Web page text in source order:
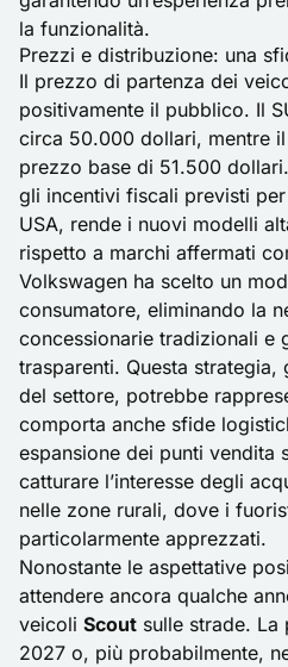
la funzionalità.
Prezzi e distribuzione: una
Il prezzo di partenza dei
positivamente il pubblico. Il
circa 50.000 dollari, mentre
prezzo base di 51.500
gli incentivi fiscali previsti
USA, rende i nuovi modelli
rispetto a marchi affermati
Volkswagen ha scelto un
consumatore, eliminando la
concessionarie tradizionali e
trasparenti. Questa
del settore, potrebbe
comporta anche sfide
espansione dei punti vendita
catturare l’interesse degli
nelle zone rurali, dove i
particolarmente apprezzati.
Nonostante le aspettative
attendere ancora qualche
veicoli Scout sulle strade. La
2027 o, più probabilmente,